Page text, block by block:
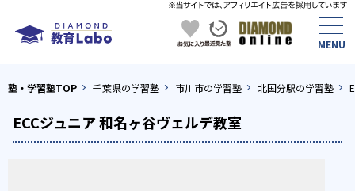
塾・学習塾TOP 千葉県の学習塾 市川市の学習塾 北国分駅の学習塾
ECCジュニア 和名ヶ谷ヴェルデ教室